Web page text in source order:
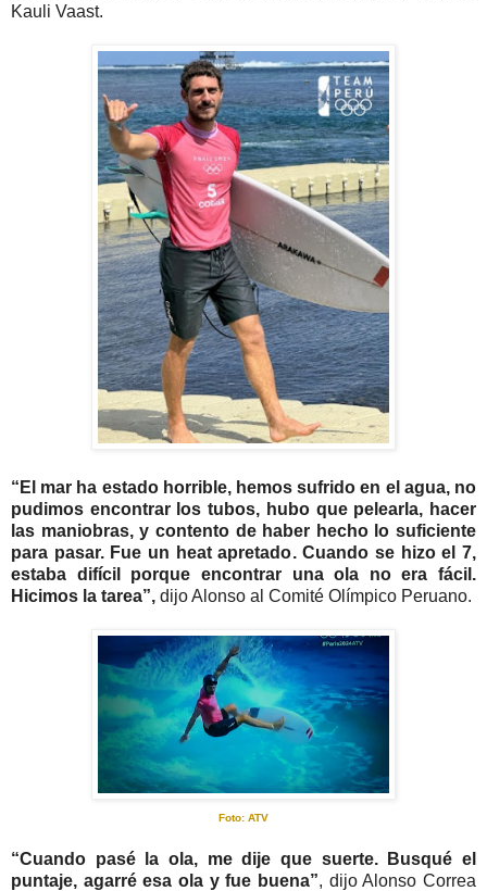
Kauli Vaast.
“El mar ha estado horrible, hemos sufrido en el agua, no
pudimos encontrar los tubos, hubo que pelearla, hacer
las maniobras, y contento de haber hecho lo suficiente
para pasar. Fue un heat apretado. Cuando se hizo el 7,
estaba difícil porque encontrar una ola no era fácil.
Hicimos la tarea”, dijo Alonso al Comité Olímpico Peruano.
Foto: ATV
“Cuando pasé la ola, me dije que suerte. Busqué el
puntaje, agarré esa ola y fue buena”, dijo Alonso Correa